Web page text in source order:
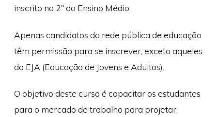
inscrito no 2º do Ensino Médio.
Apenas candidatos da rede pública de educação
têm permissão para se inscrever, exceto aqueles
do EJA (Educação de Jovens e Adultos).
O objetivo deste curso é capacitar os estudantes
para o mercado de trabalho para projetar,